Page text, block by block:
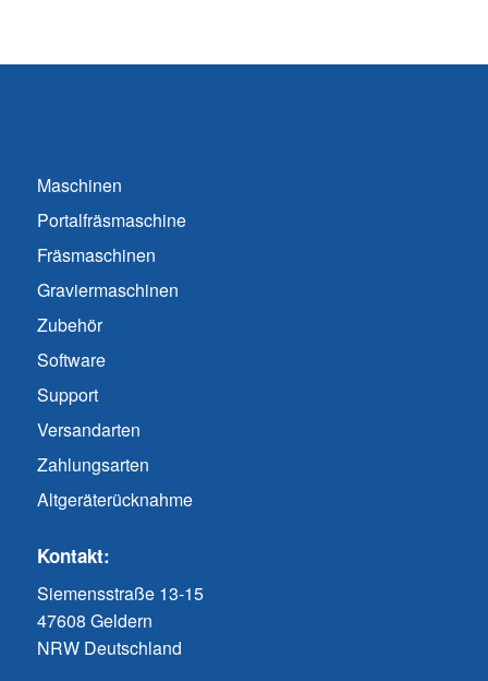
Maschinen
Portalfräsmaschine
Fräsmaschinen
Graviermaschinen
Zubehör
Software
Support
Versandarten
Zahlungsarten
Altgeräterücknahme
Kontakt:
Siemensstraße 13-15
47608 Geldern
NRW Deutschland